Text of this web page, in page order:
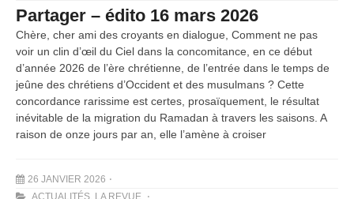
Partager – édito 16 mars 2026
Chère, cher ami des croyants en dialogue, Comment ne pas
voir un clin d’œil du Ciel dans la concomitance, en ce début
d’année 2026 de l’ère chrétienne, de l’entrée dans le temps de
jeûne des chrétiens d’Occident et des musulmans ? Cette
concordance rarissime est certes, prosaïquement, le résultat
inévitable de la migration du Ramadan à travers les saisons. A
raison de onze jours par an, elle l’amène à croiser
26 JANVIER 2026
ACTUALITÉS, LA REVUE